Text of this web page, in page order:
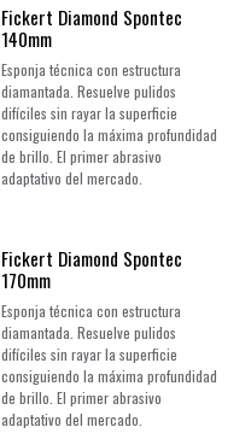
Fickert Diamond Spontec
140mm
Esponja técnica con estructura
diamantada. Resuelve pulidos
difíciles sin rayar la superficie
consiguiendo la máxima profundidad
de brillo. El primer abrasivo
adaptativo del mercado.
Fickert Diamond Spontec
170mm
Esponja técnica con estructura
diamantada. Resuelve pulidos
difíciles sin rayar la superficie
consiguiendo la máxima profundidad
de brillo. El primer abrasivo
adaptativo del mercado.